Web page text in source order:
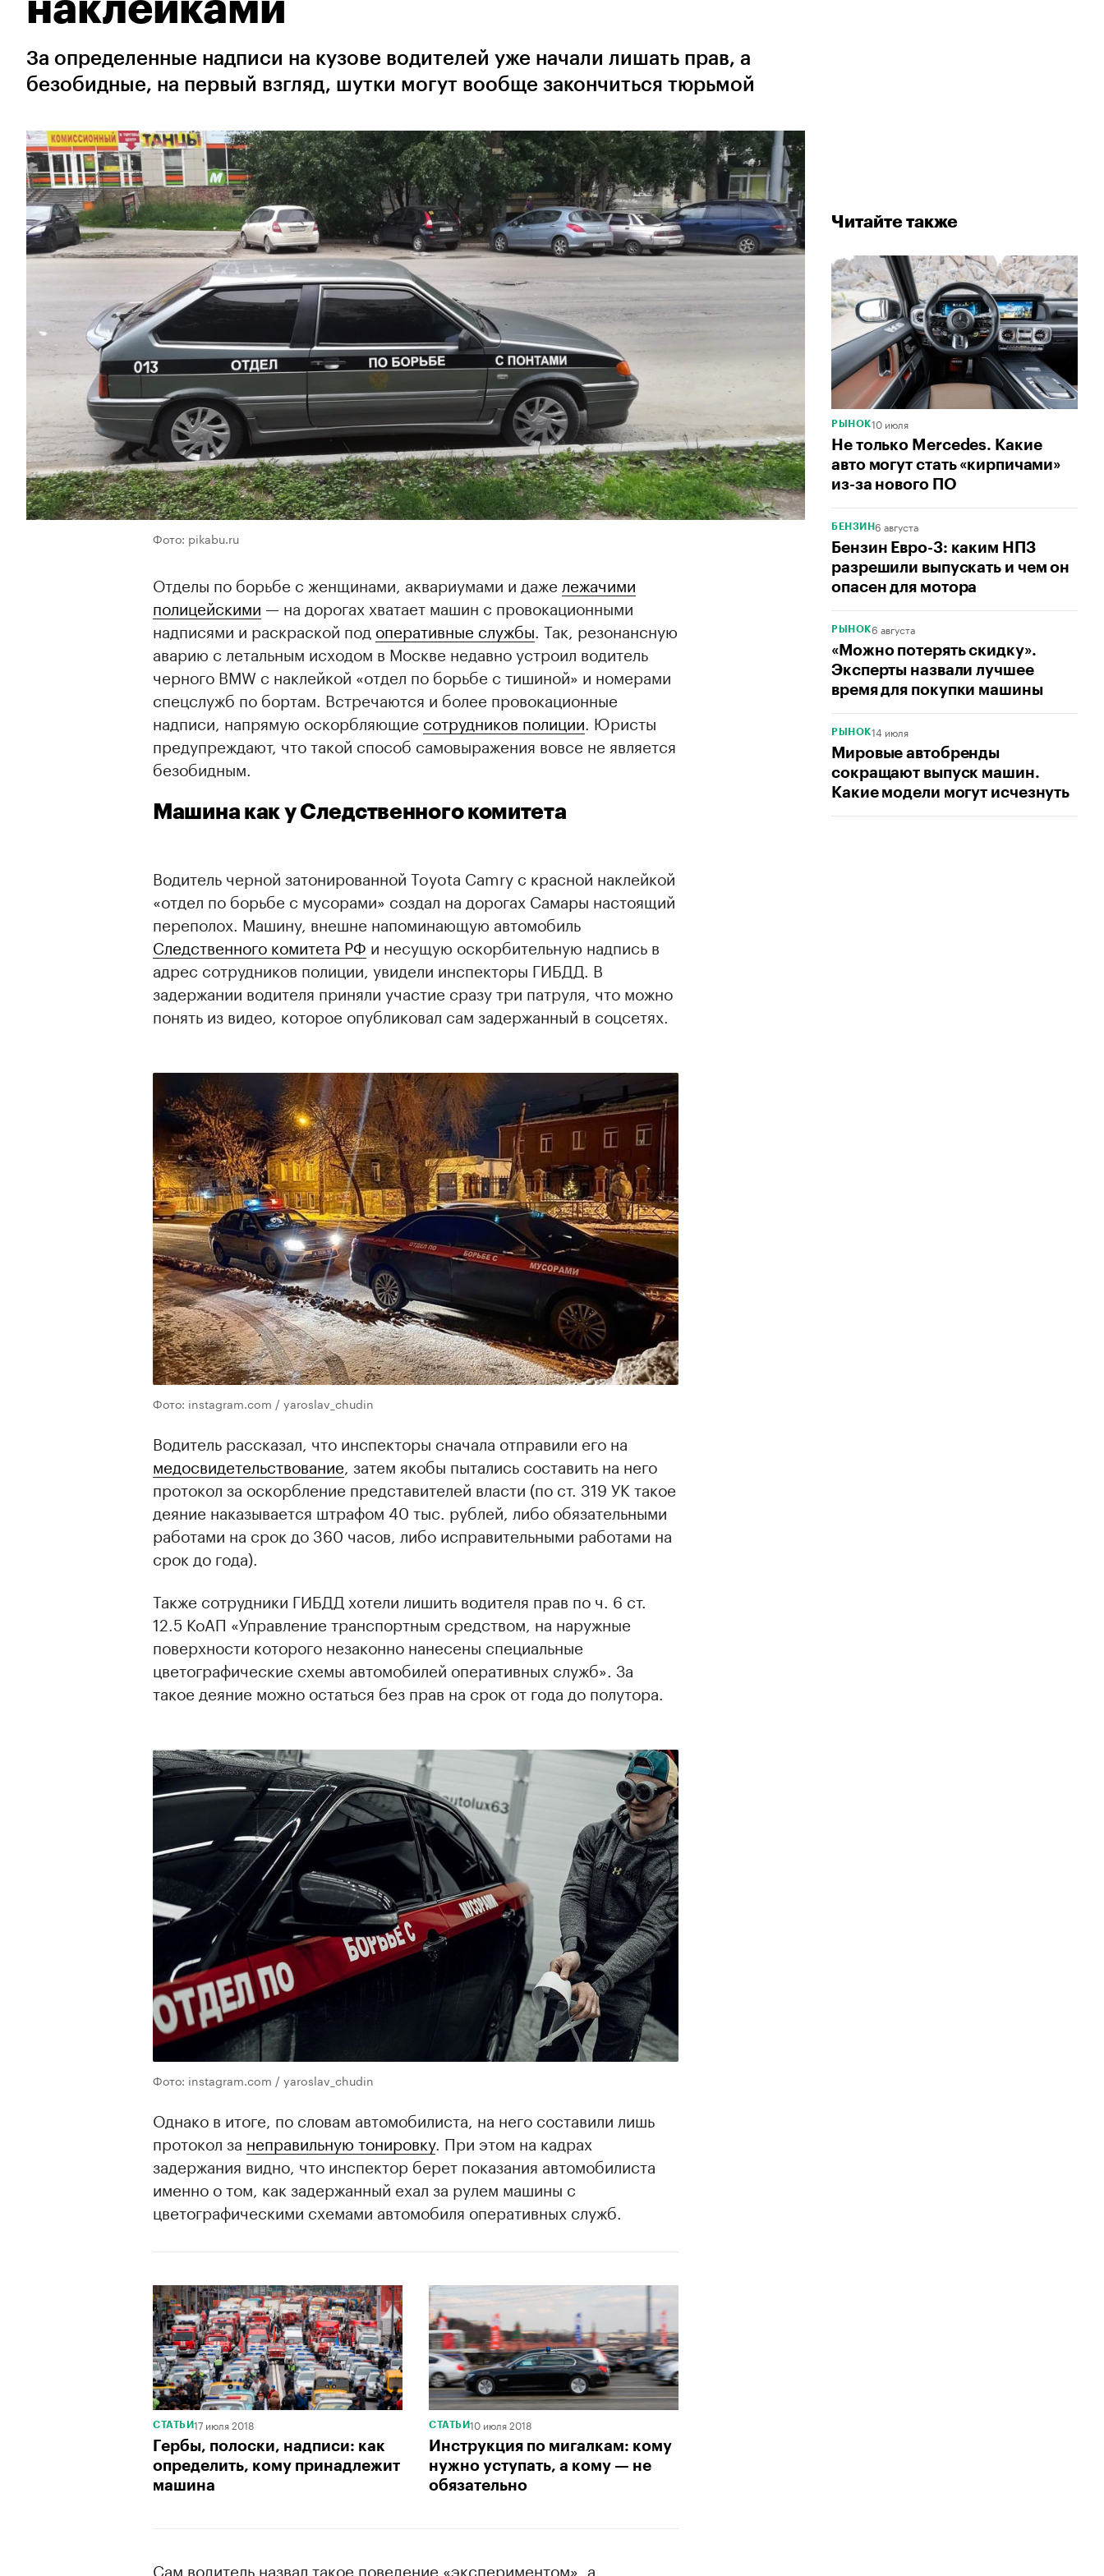
Читайте также
РЫНОК10 июля
Не только Mercedes. Какие
авто могут стать «кирпичами»
из-за нового ПО
БЕНЗИН6 августа
Бензин Евро-3: каким НПЗ
разрешили выпускать и чем он
опасен для мотора
РЫНОК6 августа
«Можно потерять скидку».
Эксперты назвали лучшее
время для покупки машины
РЫНОК14 июля
Мировые автобренды
сокращают выпуск машин.
Какие модели могут исчезнуть
наклейками
За определенные надписи на кузове водителей уже начали лишать прав, а
безобидные, на первый взгляд, шутки могут вообще закончиться тюрьмой
Фото: pikabu.ru
Отделы по борьбе с женщинами, аквариумами и даже лежачими
полицейскими — на дорогах хватает машин с провокационными
надписями и раскраской под оперативные службы. Так, резонансную
аварию с летальным исходом в Москве недавно устроил водитель
черного BMW с наклейкой «отдел по борьбе с тишиной» и номерами
спецслужб по бортам. Встречаются и более провокационные
надписи, напрямую оскорбляющие сотрудников полиции. Юристы
предупреждают, что такой способ самовыражения вовсе не является
безобидным.
Машина как у Следственного комитета
Водитель черной затонированной Toyota Camry c красной наклейкой
«отдел по борьбе с мусорами» создал на дорогах Самары настоящий
переполох. Машину, внешне напоминающую автомобиль
Следственного комитета РФ и несущую оскорбительную надпись в
адрес сотрудников полиции, увидели инспекторы ГИБДД. В
задержании водителя приняли участие сразу три патруля, что можно
понять из видео, которое опубликовал сам задержанный в соцсетях.
Фото: instagram.com / yaroslav_chudin
Водитель рассказал, что инспекторы сначала отправили его на
медосвидетельствование , затем якобы пытались составить на него
протокол за оскорбление представителей власти (по ст. 319 УК такое
деяние наказывается штрафом 40 тыс. рублей, либо обязательными
работами на срок до 360 часов, либо исправительными работами на
срок до года).
Также сотрудники ГИБДД хотели лишить водителя прав по ч. 6 ст.
12.5 КоАП «Управление транспортным средством, на наружные
поверхности которого незаконно нанесены специальные
цветографические схемы автомобилей оперативных служб». За
такое деяние можно остаться без прав на срок от года до полутора.
Фото: instagram.com / yaroslav_chudin
Однако в итоге, по словам автомобилиста, на него составили лишь
протокол за неправильную тонировку. При этом на кадрах
задержания видно, что инспектор берет показания автомобилиста
именно о том, как задержанный ехал за рулем машины с
цветографическими схемами автомобиля оперативных служб.
СТАТЬИ17 июля 2018
Гербы, полоски, надписи: как
определить, кому принадлежит
машина
СТАТЬИ10 июля 2018
Инструкция по мигалкам: кому
нужно уступать, а кому — не
обязательно
Сам водитель назвал такое поведение «экспериментом», а